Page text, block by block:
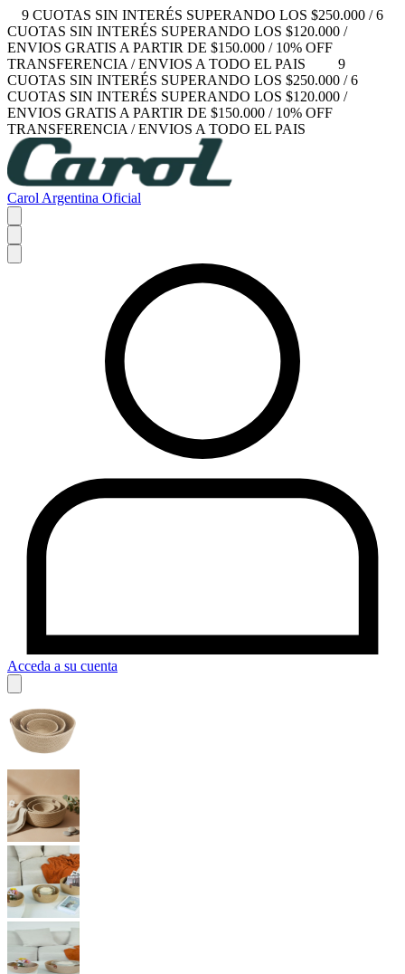
9 CUOTAS SIN INTERÉS SUPERANDO LOS $250.000 / 6
CUOTAS SIN INTERÉS SUPERANDO LOS $120.000 /
ENVIOS GRATIS A PARTIR DE $150.000 / 10% OFF
TRANSFERENCIA / ENVIOS A TODO EL PAIS
9
CUOTAS SIN INTERÉS SUPERANDO LOS $250.000 / 6
CUOTAS SIN INTERÉS SUPERANDO LOS $120.000 /
ENVIOS GRATIS A PARTIR DE $150.000 / 10% OFF
TRANSFERENCIA / ENVIOS A TODO EL PAIS
Carol Argentina Oficial
Acceda a su cuenta